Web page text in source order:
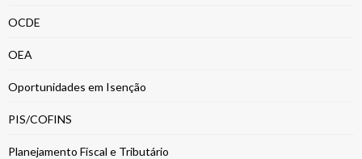
OCDE
OEA
Oportunidades em Isenção
PIS/COFINS
Planejamento Fiscal e Tributário